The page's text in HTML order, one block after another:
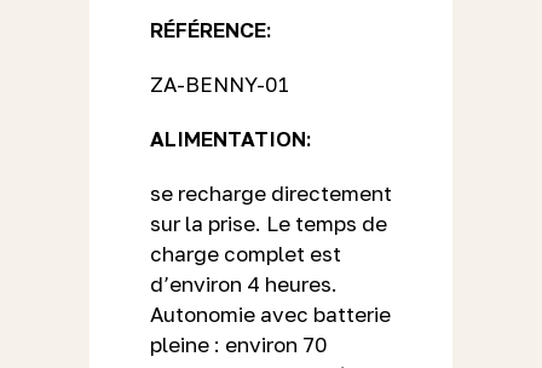
RÉFÉRENCE:
ZA-BENNY-01
ALIMENTATION:
se recharge directement
sur la prise. Le temps de
charge complet est
d’environ 4 heures.
Autonomie avec batterie
pleine : environ 70